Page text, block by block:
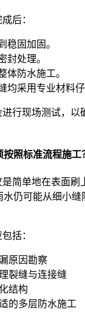
后：
稳固加固。
封处理。
体防水施工。
均采用专业材料仔
行现场测试，以
照标准流程施工
简单地在表面刷
仍可能从细小
括：
原因勘察
裂缝与连接缝
结构
的多层防水施工